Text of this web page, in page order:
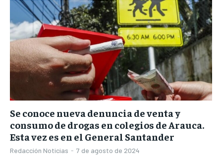
Se conoce nueva denuncia de venta y
consumo de drogas en colegios de Arauca.
Esta vez es en el General Santander
Redacción Noticias - 7 de agosto de 2024